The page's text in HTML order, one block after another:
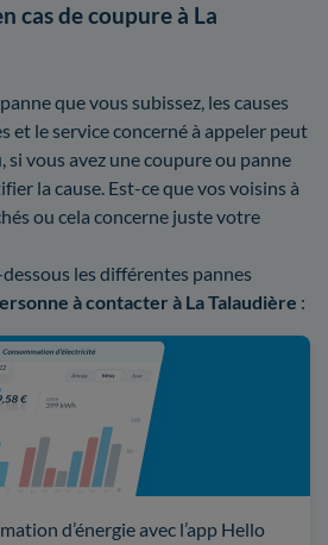
cas de coupure à La
que vous subissez, les causes
et le service concerné à appeler peut
si vous avez une coupure ou panne
la cause. Est-ce que vos voisins à
ou cela concerne juste votre
les différentes pannes
à contacter à La Talaudière :
d’énergie avec l’app Hello